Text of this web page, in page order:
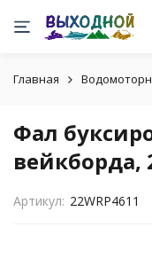
Главная
Фал
вейкборда,
Артикул: 22WRP4611